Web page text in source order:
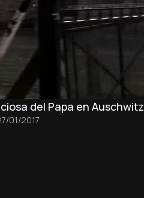
del Papa en Auschwitz
01/2017